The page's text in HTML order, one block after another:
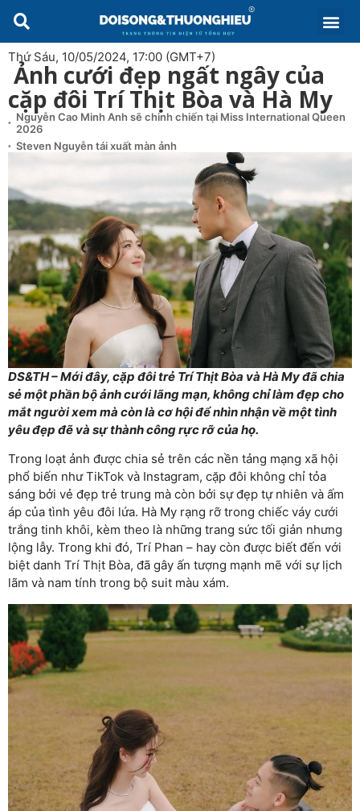
Thứ Sáu, 10/05/2024, 17:00 (GMT+7)
Ảnh cưới đẹp ngất ngây của
cặp đôi Trí Thịt Bòa và Hà My
Nguyễn Cao Minh Anh sẽ chinh chiến tại Miss International Queen
2026
Steven Nguyễn tái xuất màn ảnh
DS&TH – Mới đây, cặp đôi trẻ Trí Thịt Bòa và Hà My đã chia
sẻ một phần bộ ảnh cưới lãng mạn, không chỉ làm đẹp cho
mắt người xem mà còn là cơ hội để nhìn nhận về một tình
yêu đẹp đẽ và sự thành công rực rỡ của họ.
Trong loạt ảnh được chia sẻ trên các nền tảng mạng xã hội
phổ biến như TikTok và Instagram, cặp đôi không chỉ tỏa
sáng bởi vẻ đẹp trẻ trung mà còn bởi sự đẹp tự nhiên và ấm
áp của tình yêu đôi lứa. Hà My rạng rỡ trong chiếc váy cưới
trắng tinh khôi, kèm theo là những trang sức tối giản nhưng
lộng lẫy. Trong khi đó, Trí Phan – hay còn được biết đến với
biệt danh Trí Thịt Bòa, đã gây ấn tượng mạnh mẽ với sự lịch
lãm và nam tính trong bộ suit màu xám.